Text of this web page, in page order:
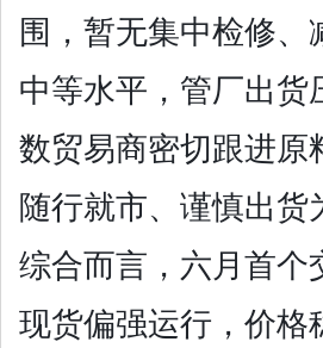
围，暂无集中检修
中等水平，管厂出货
数贸易商密切跟进原
随行就市、谨慎出货
综合而言，六月首个
现货偏强运行，价格